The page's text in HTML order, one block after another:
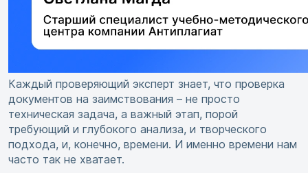
Каждый проверяющий эксперт знает, что проверка
документов на заимствования – не просто
техническая задача, а важный этап, порой
требующий и глубокого анализа, и творческого
подхода, и, конечно, времени. И именно времени нам
часто так не хватает.